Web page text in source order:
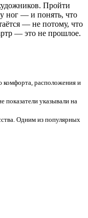
Пройти
ног — и понять, что
— не потому, что
— это не прошлое.
комфорта, расположения и
указывали на
Одним из популярных